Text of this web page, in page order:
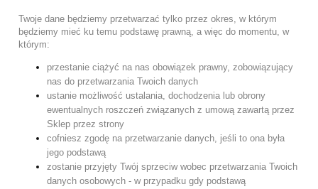
Twoje dane będziemy przetwarzać tylko przez okres, w którym
będziemy mieć ku temu podstawę prawną, a więc do momentu, w
którym:
przestanie ciążyć na nas obowiązek prawny, zobowiązujący
nas do przetwarzania Twoich danych
ustanie możliwość ustalania, dochodzenia lub obrony
ewentualnych roszczeń związanych z umową zawartą przez
Sklep przez strony
cofniesz zgodę na przetwarzanie danych, jeśli to ona była
jego podstawą
zostanie przyjęty Twój sprzeciw wobec przetwarzania Twoich
danych osobowych - w przypadku gdy podstawą